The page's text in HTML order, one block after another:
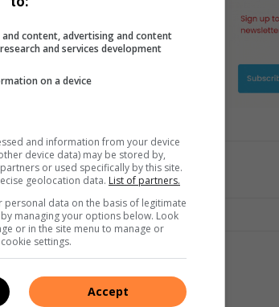
content, advertising and content
and services development
on a device
and information from your device
device data) may be stored by,
or used specifically by this site.
geolocation data. List of partners.
personal data on the basis of legitimate
managing your options below. Look
or in the site menu to manage or
settings.
Accept